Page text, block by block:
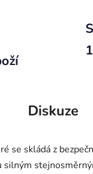
Diskuze
se skládá z
silným